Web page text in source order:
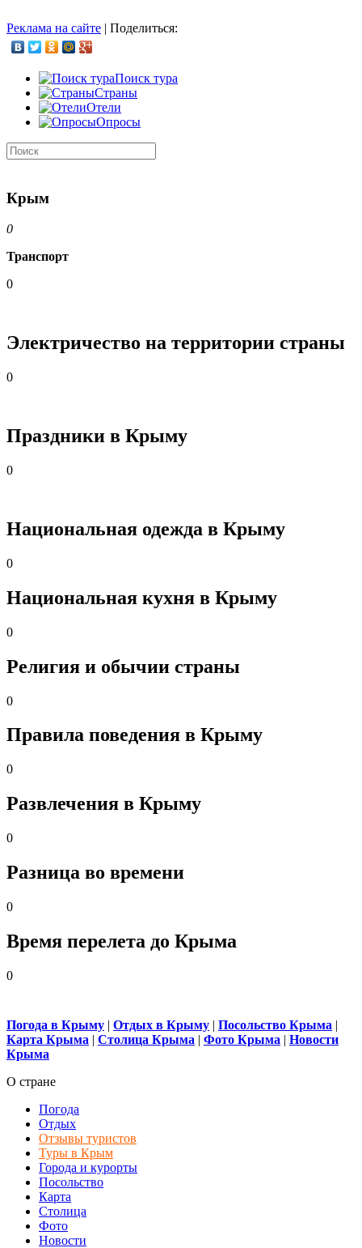
Реклама на сайте | Поделиться:
Поиск тура
Страны
Отели
Опросы
Крым
0
Транспорт
0
Электричество на территории страны
0
Праздники в Крыму
0
Национальная одежда в Крыму
0
Национальная кухня в Крыму
0
Религия и обычии страны
0
Правила поведения в Крыму
0
Развлечения в Крыму
0
Разница во времени
0
Время перелета до Крыма
0
Погода в Крыму | Отдых в Крыму | Посольство Крыма |
Карта Крыма | Столица Крыма | Фото Крыма | Новости
Крыма
О стране
Погода
Отдых
Отзывы туристов
Туры в Крым
Города и курорты
Посольство
Карта
Столица
Фото
Новости